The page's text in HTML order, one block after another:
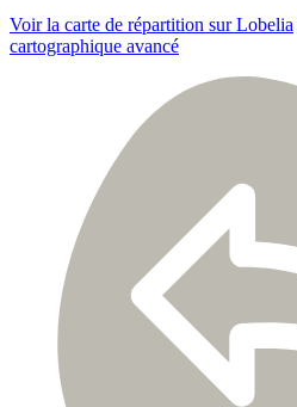
Voir la carte de répartition sur Lobelia
cartographique avancé